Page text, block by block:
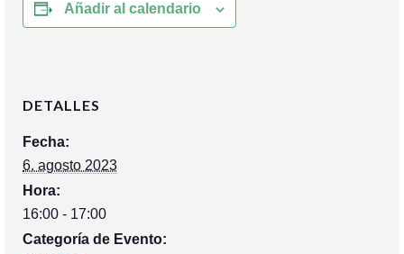
Añadir al calendario
DETALLES
Fecha:
6. agosto 2023
Hora:
16:00 - 17:00
Categoría de Evento: